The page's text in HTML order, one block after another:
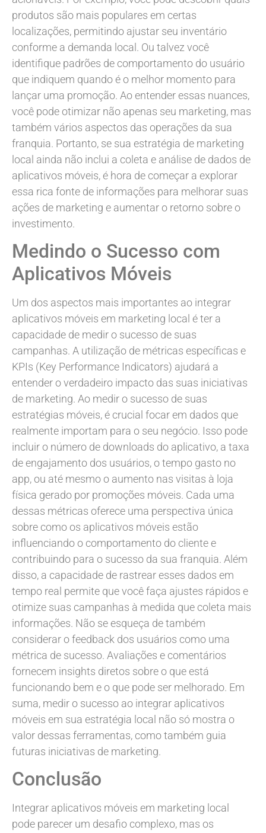
produtos são mais populares em certas
localizações, permitindo ajustar seu inventário
conforme a demanda local. Ou talvez você
identifique padrões de comportamento do usuário
que indiquem quando é o melhor momento para
lançar uma promoção. Ao entender essas nuances,
você pode otimizar não apenas seu marketing, mas
também vários aspectos das operações da sua
franquia. Portanto, se sua estratégia de marketing
local ainda não inclui a coleta e análise de dados de
aplicativos móveis, é hora de começar a explorar
essa rica fonte de informações para melhorar suas
ações de marketing e aumentar o retorno sobre o
investimento.
Medindo o Sucesso com
Aplicativos Móveis
Um dos aspectos mais importantes ao integrar
aplicativos móveis em marketing local é ter a
capacidade de medir o sucesso de suas
campanhas. A utilização de métricas específicas e
KPIs (Key Performance Indicators) ajudará a
entender o verdadeiro impacto das suas iniciativas
de marketing. Ao medir o sucesso de suas
estratégias móveis, é crucial focar em dados que
realmente importam para o seu negócio. Isso pode
incluir o número de downloads do aplicativo, a taxa
de engajamento dos usuários, o tempo gasto no
app, ou até mesmo o aumento nas visitas à loja
física gerado por promoções móveis. Cada uma
dessas métricas oferece uma perspectiva única
sobre como os aplicativos móveis estão
influenciando o comportamento do cliente e
contribuindo para o sucesso da sua franquia. Além
disso, a capacidade de rastrear esses dados em
tempo real permite que você faça ajustes rápidos e
otimize suas campanhas à medida que coleta mais
informações. Não se esqueça de também
considerar o feedback dos usuários como uma
métrica de sucesso. Avaliações e comentários
fornecem insights diretos sobre o que está
funcionando bem e o que pode ser melhorado. Em
suma, medir o sucesso ao integrar aplicativos
móveis em sua estratégia local não só mostra o
valor dessas ferramentas, como também guia
futuras iniciativas de marketing.
Conclusão
Integrar aplicativos móveis em marketing local
pode parecer um desafio complexo, mas os